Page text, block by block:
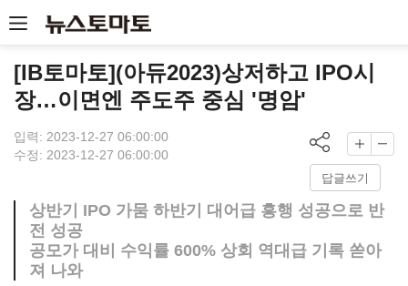
[IB토마토](아듀2023)상저하고 IPO시
장…이면엔 주도주 중심 '명암'
입력: 2023-12-27 06:00:00
수정: 2023-12-27 06:00:00
답글쓰기
상반기 IPO 가뭄 하반기 대어급 흥행 성공으로 반
전 성공
공모가 대비 수익률 600% 상회 역대급 기록 쏟아
져 나와